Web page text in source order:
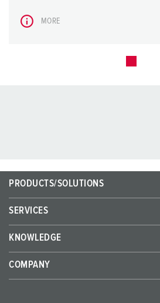
MORE
PRODUCTS/SOLUTIONS
SERVICES
KNOWLEDGE
COMPANY